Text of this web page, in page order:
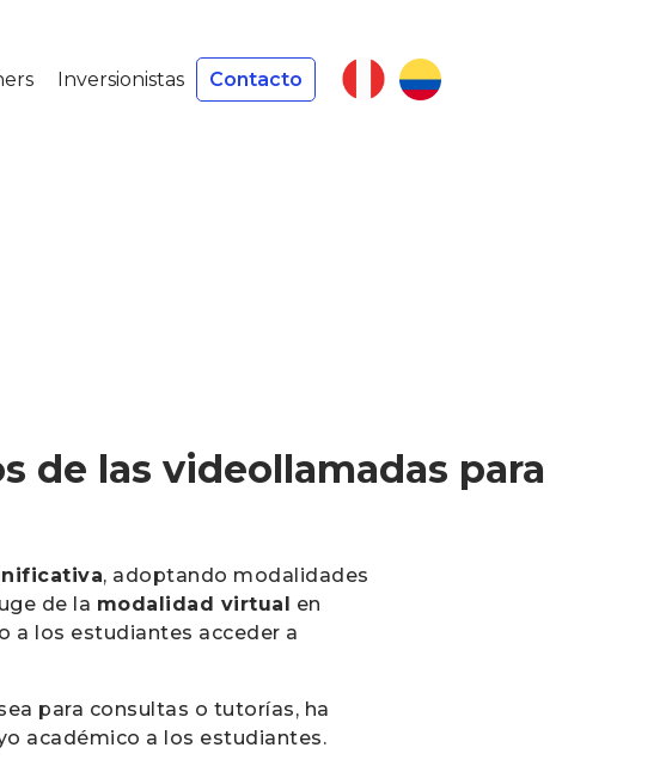
Inversionistas Contacto
de las videollamadas para
, adoptando modalidades
de la modalidad virtual en
a los estudiantes acceder a
para consultas o tutorías, ha
académico a los estudiantes.